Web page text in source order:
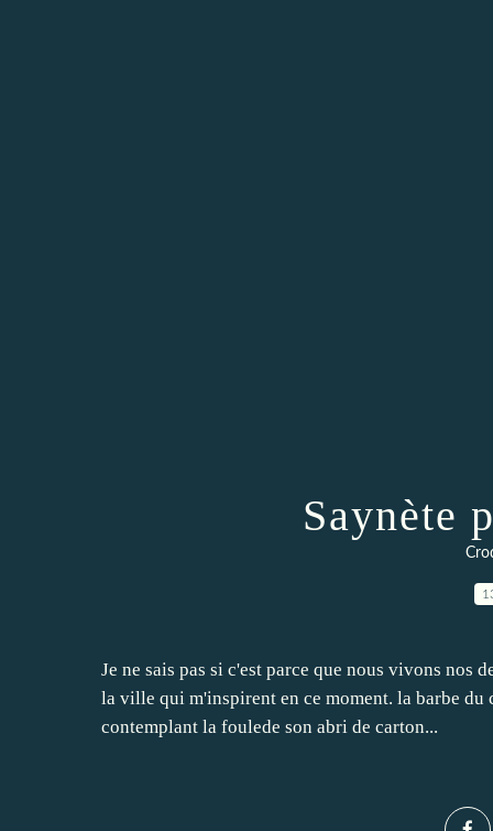
Saynète
Je ne sais pas si c'est parce que nous vivons nos
la ville qui m'inspirent en ce moment. la barbe
contemplant la foulede son abri de carton...